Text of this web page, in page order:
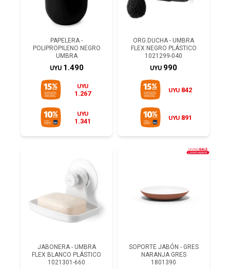
PAPELERA -
POLIPROPILENO NEGRO
UMBRA
UYU 1.490
UYU
1.267
UYU
1.341
ORG.DUCHA - UMBRA
FLEX NEGRO PLÁSTICO
1021299-040
UYU 990
UYU 842
UYU 891
JABONERA - UMBRA
FLEX BLANCO PLÁSTICO
1021301-660
SOPORTE JABÓN - GRES
NARANJA GRES
1801390